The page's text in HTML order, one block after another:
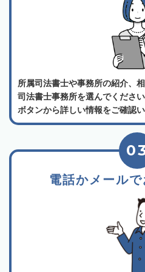
所属司法書士や事務所の紹介、
司法書士事務所を選んでくださ
ボタンから詳しい情報をご確認い
電話かメール